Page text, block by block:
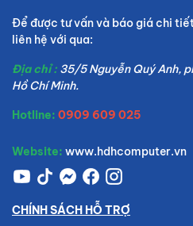
Để được tư vấn và báo giá chi
liên hệ với qua:
Địa chỉ : 35/5 Nguyễn Quý Anh,
Hồ Chí Minh.
Hotline: 0909 609 025
Website: www.hdhcomputer.vn
CHÍNH SÁCH HỖ TRỢ